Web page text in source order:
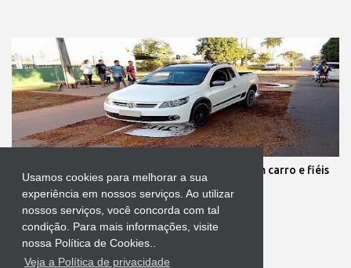
Usamos cookies para melhorar a sua
experiência em nossos serviços. Ao utilizar
nossos serviços, você concorda com tal
condição. Para mais informações, visite
nossa Política de Cookies..
Veja a Política de privacidade
Protestante destrói tapete de Corpus Christi com carro e fiéis
se revoltam